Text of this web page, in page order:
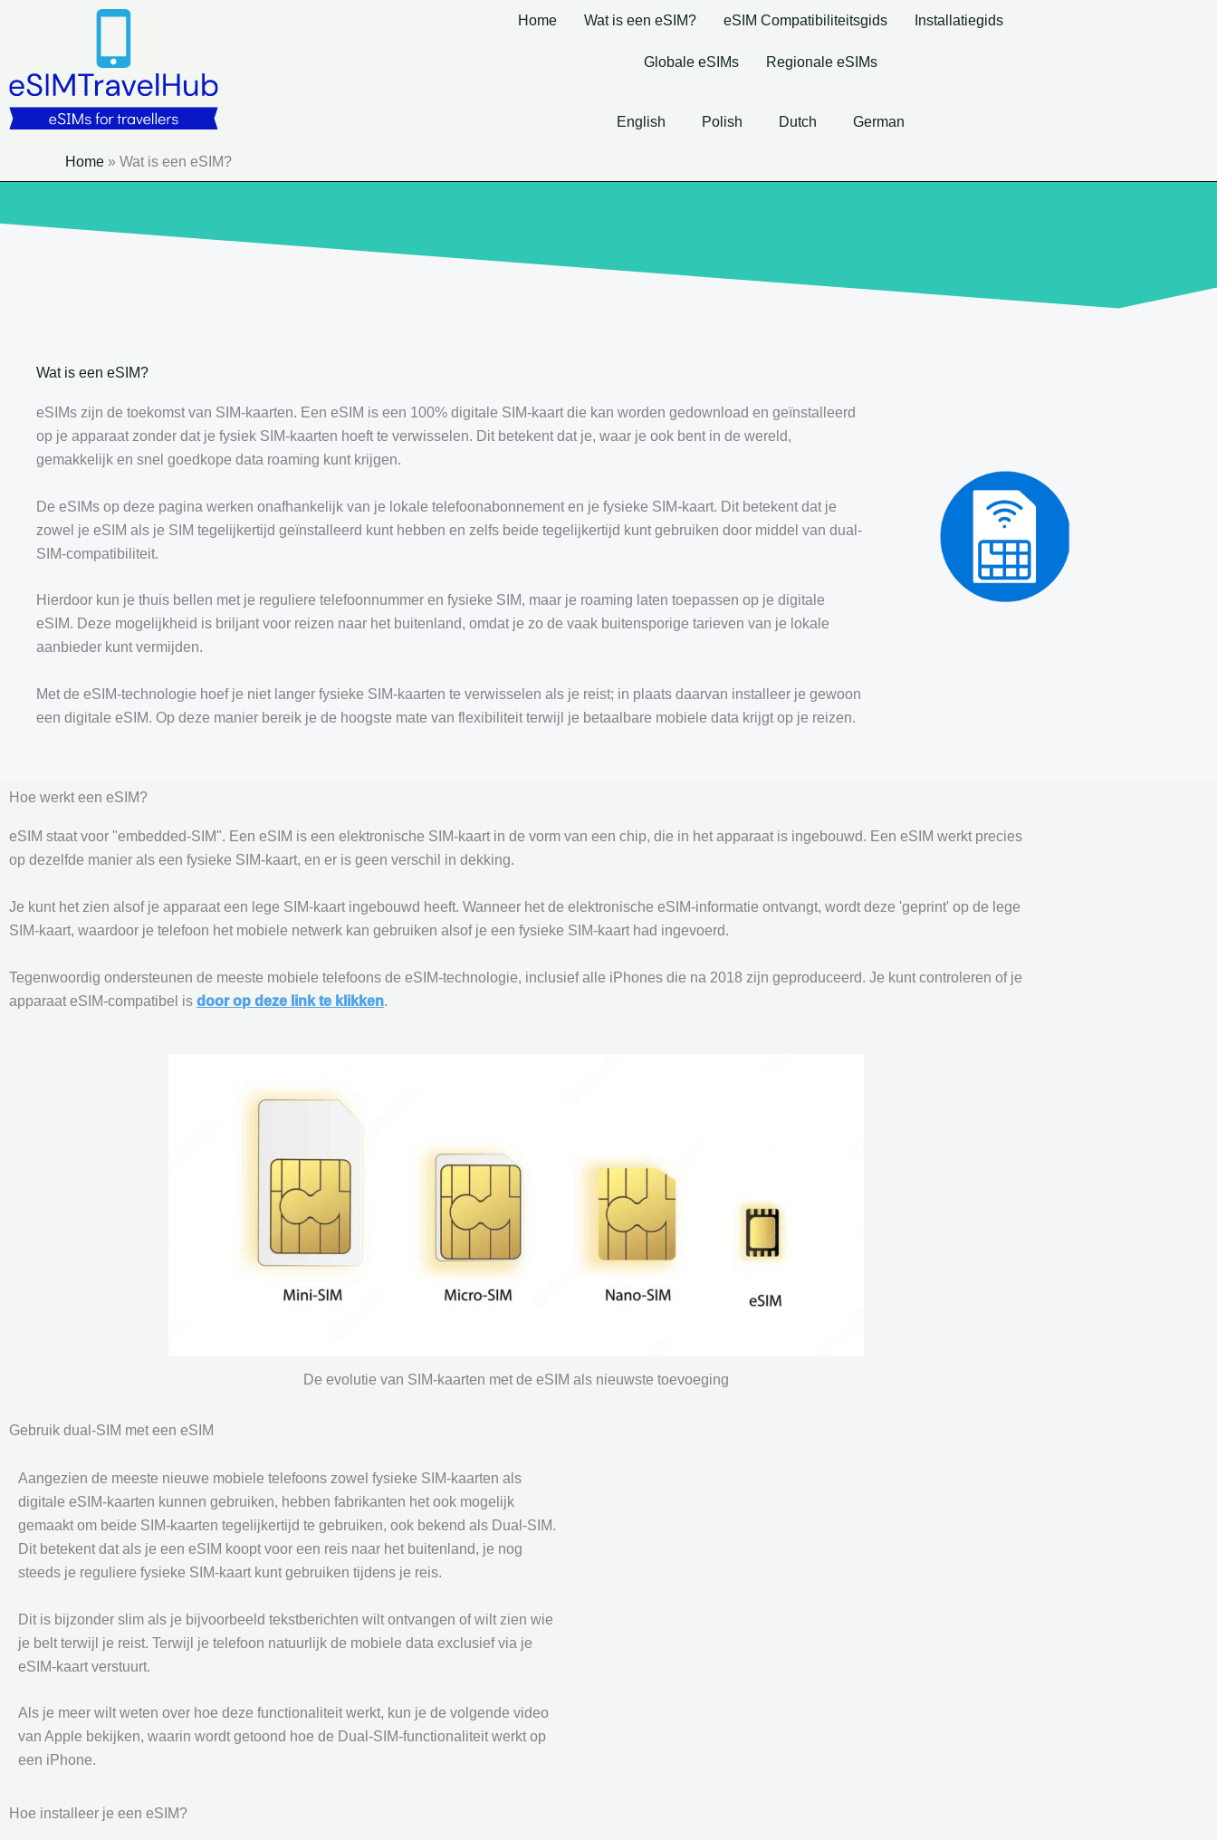
Home Wat is een eSIM? eSIM Compatibiliteitsgids Installatiegids
Globale eSIMs Regionale eSIMs
English Polish Dutch German
Home » Wat is een eSIM?
Wat is een eSIM?
eSIMs zijn de toekomst van SIM-kaarten. Een eSIM is een 100% digitale SIM-kaart die kan worden gedownload en geïnstalleerd
op je apparaat zonder dat je fysiek SIM-kaarten hoeft te verwisselen. Dit betekent dat je, waar je ook bent in de wereld,
gemakkelijk en snel goedkope data roaming kunt krijgen.
De eSIMs op deze pagina werken onafhankelijk van je lokale telefoonabonnement en je fysieke SIM-kaart. Dit betekent dat je
zowel je eSIM als je SIM tegelijkertijd geïnstalleerd kunt hebben en zelfs beide tegelijkertijd kunt gebruiken door middel van dual-
SIM-compatibiliteit.
Hierdoor kun je thuis bellen met je reguliere telefoonnummer en fysieke SIM, maar je roaming laten toepassen op je digitale
eSIM. Deze mogelijkheid is briljant voor reizen naar het buitenland, omdat je zo de vaak buitensporige tarieven van je lokale
aanbieder kunt vermijden.
Met de eSIM-technologie hoef je niet langer fysieke SIM-kaarten te verwisselen als je reist; in plaats daarvan installeer je gewoon
een digitale eSIM. Op deze manier bereik je de hoogste mate van flexibiliteit terwijl je betaalbare mobiele data krijgt op je reizen.
Hoe werkt een eSIM?
eSIM staat voor "embedded-SIM". Een eSIM is een elektronische SIM-kaart in de vorm van een chip, die in het apparaat is ingebouwd. Een eSIM werkt precies
op dezelfde manier als een fysieke SIM-kaart, en er is geen verschil in dekking.
Je kunt het zien alsof je apparaat een lege SIM-kaart ingebouwd heeft. Wanneer het de elektronische eSIM-informatie ontvangt, wordt deze 'geprint' op de lege
SIM-kaart, waardoor je telefoon het mobiele netwerk kan gebruiken alsof je een fysieke SIM-kaart had ingevoerd.
Tegenwoordig ondersteunen de meeste mobiele telefoons de eSIM-technologie, inclusief alle iPhones die na 2018 zijn geproduceerd. Je kunt controleren of je
apparaat eSIM-compatibel is door op deze link te klikken.
De evolutie van SIM-kaarten met de eSIM als nieuwste toevoeging
Gebruik dual-SIM met een eSIM
Aangezien de meeste nieuwe mobiele telefoons zowel fysieke SIM-kaarten als
digitale eSIM-kaarten kunnen gebruiken, hebben fabrikanten het ook mogelijk
gemaakt om beide SIM-kaarten tegelijkertijd te gebruiken, ook bekend als Dual-SIM.
Dit betekent dat als je een eSIM koopt voor een reis naar het buitenland, je nog
steeds je reguliere fysieke SIM-kaart kunt gebruiken tijdens je reis.
Dit is bijzonder slim als je bijvoorbeeld tekstberichten wilt ontvangen of wilt zien wie
je belt terwijl je reist. Terwijl je telefoon natuurlijk de mobiele data exclusief via je
eSIM-kaart verstuurt.
Als je meer wilt weten over hoe deze functionaliteit werkt, kun je de volgende video
van Apple bekijken, waarin wordt getoond hoe de Dual-SIM-functionaliteit werkt op
een iPhone.
Hoe installeer je een eSIM?